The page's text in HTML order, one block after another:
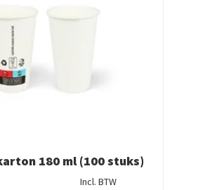
180 ml (100 stuks)
Incl. BTW